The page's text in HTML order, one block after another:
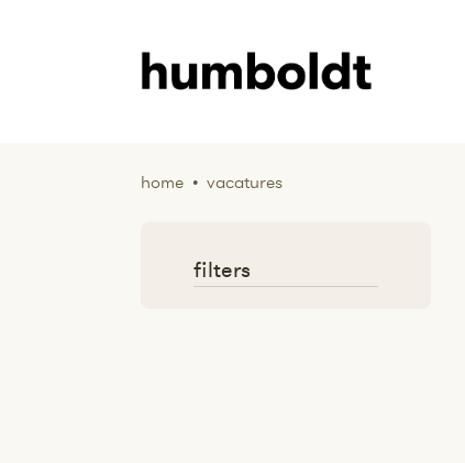
home • vacatures
filters